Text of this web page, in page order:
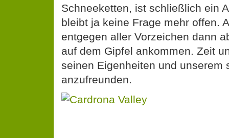
Schneeketten, ist schließlich ein
bleibt ja keine Frage mehr offen.
entgegen aller Vorzeichen dann
auf dem Gipfel ankommen. Zeit
seinen Eigenheiten und unserem
anzufreunden.